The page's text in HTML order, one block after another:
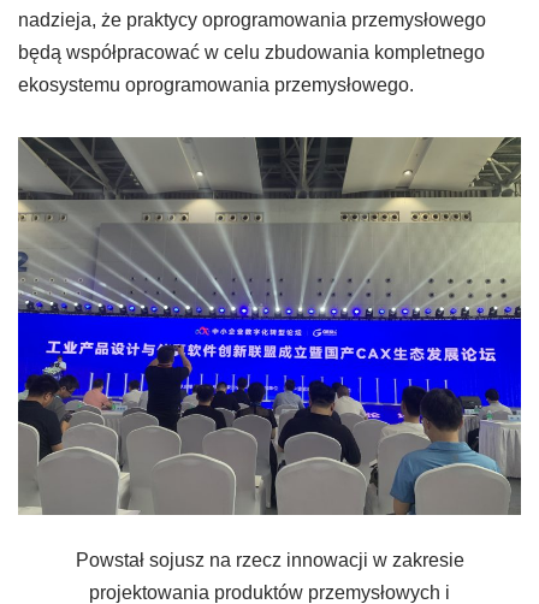
nadzieja, że ​​praktycy oprogramowania przemysłowego
będą współpracować w celu zbudowania kompletnego
ekosystemu oprogramowania przemysłowego.
Powstał sojusz na rzecz innowacji w zakresie
projektowania produktów przemysłowych i